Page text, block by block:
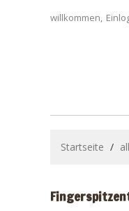
willkommen,
Startseite /